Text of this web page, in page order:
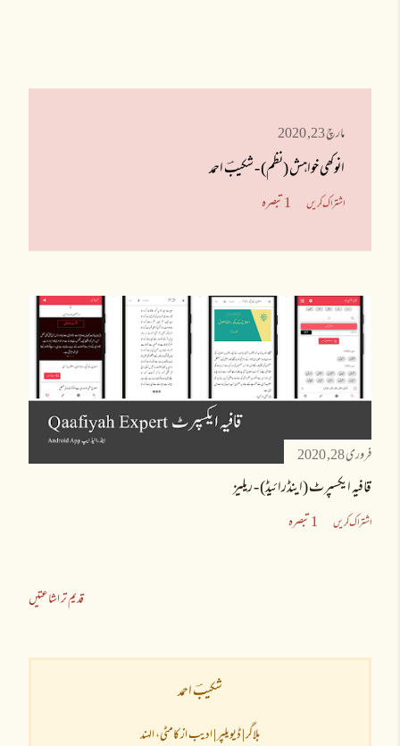
مارچ 23, 2020
انوکھی خواہش (نظم) - شکیبؔ احمد
اشتراک کریں 1 تبصرہ
فروری 28, 2020
قافیہ ایکسپرٹ (اینڈرائیڈ) - ریلیز
اشتراک کریں 1 تبصرہ
قدیم تر اشاعتیں
شکیبؔ احمد
بلاگر | ڈیویلپر | ادیب از کامٹی، الہند